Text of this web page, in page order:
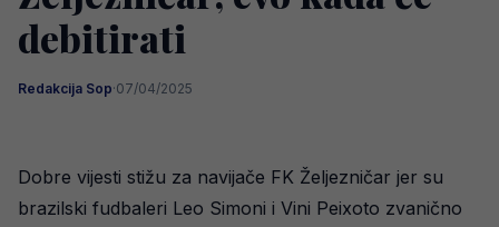
debitirati
Redakcija Sop·07/04/2025
Dobre vijesti stižu za navijače FK Željezničar jer su
brazilski fudbaleri Leo Simoni i Vini Peixoto zvanično